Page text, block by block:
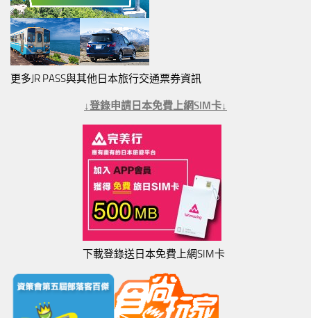
更多JR PASS與其他日本旅行交通票券資訊
↓登錄申請日本免費上網SIM卡↓
下載登錄送日本免費上網SIM卡